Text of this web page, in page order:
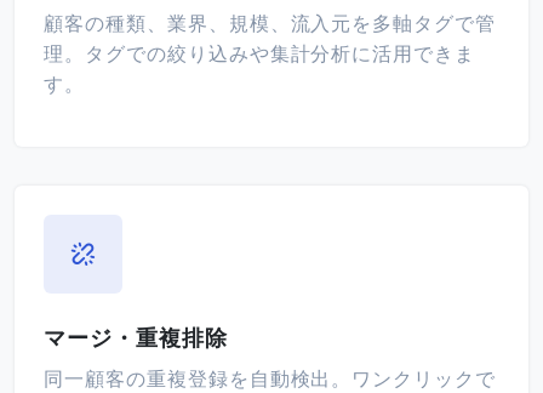
顧客の種類、業界、規模、流入元を多軸タグで管
理。タグでの絞り込みや集計分析に活用できま
す。
マージ・重複排除
同一顧客の重複登録を自動検出。ワンクリックで